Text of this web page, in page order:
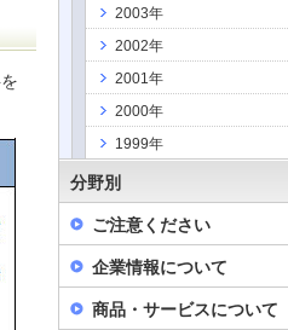
2003年
2002年
2001年
2000年
1999年
分野別
ご注意ください
企業情報について
商品・サービスについて